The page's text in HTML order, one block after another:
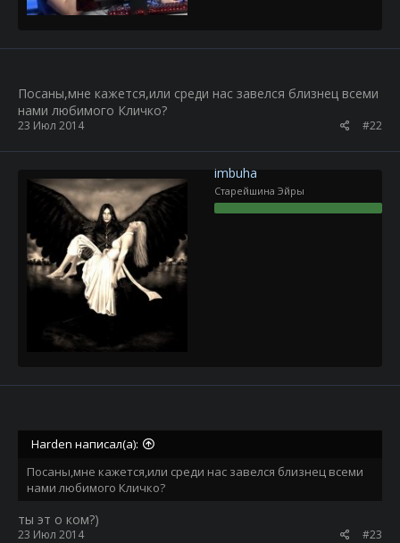
Посаны,мне кажется,или среди нас завелся близнец всеми
нами любимого Кличко?
23 Июл 2014 #22
imbuha
Старейшина Эйры
Harden написал(а):
Посаны,мне кажется,или среди нас завелся близнец всеми
нами любимого Кличко?
ты эт о ком?)
23 Июл 2014 #23